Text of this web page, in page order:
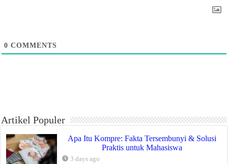
0 COMMENTS
Artikel Populer
Apa Itu Kompre: Fakta Tersembunyi & Solusi
Praktis untuk Mahasiswa
3 days ago